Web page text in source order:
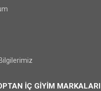
İÇ GİYİM MARKALARI